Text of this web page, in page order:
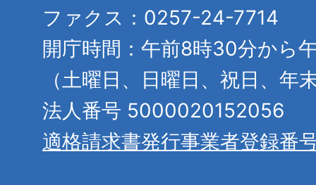
ファクス：0257-24-7714
開庁時間：午前8時30分から
（土曜日、日曜日、祝日、年
法人番号 5000020152056
適格請求書発行事業者登録番